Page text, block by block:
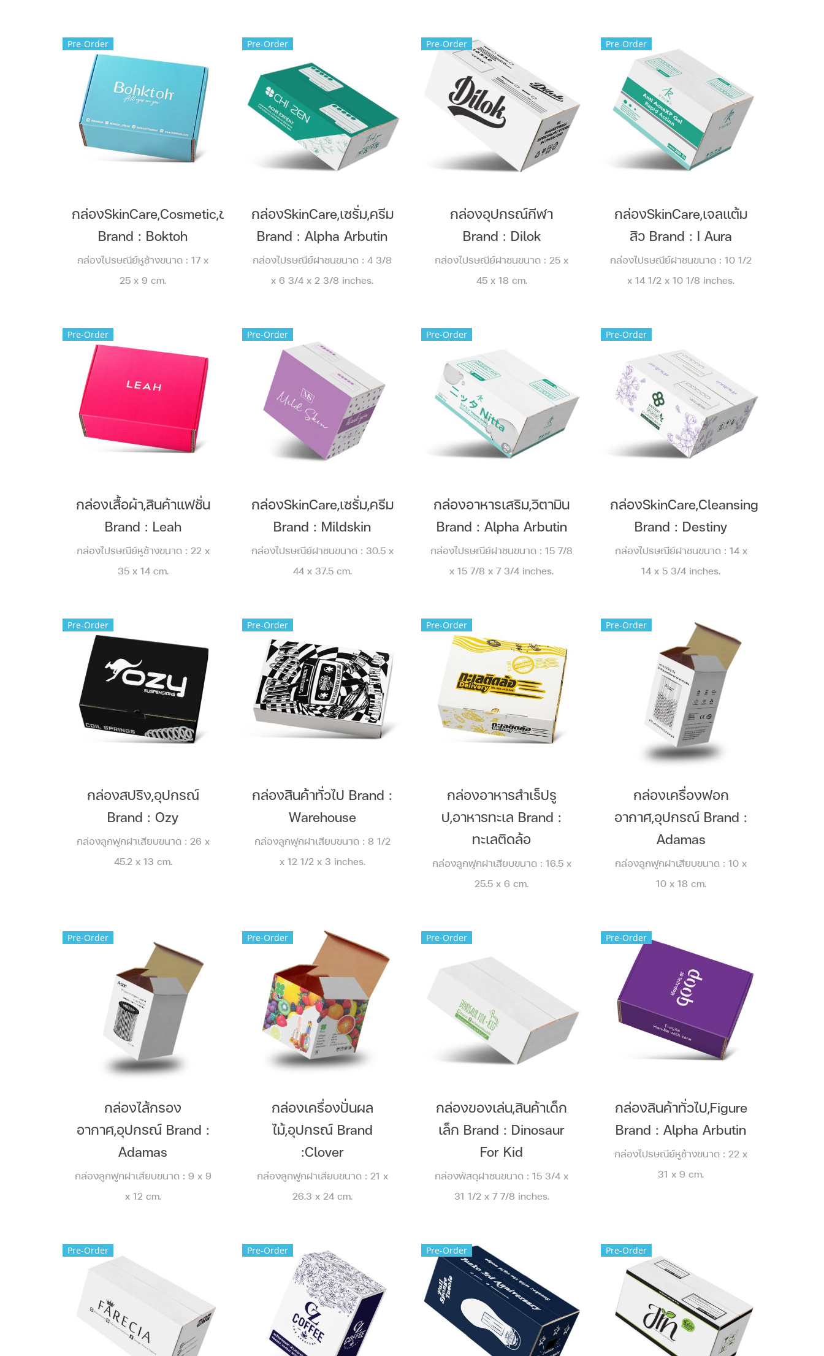
Pre-Order
กล่องSkinCare,Cosmetic,ขนตา
Brand : Boktoh
กล่องไปรษณีย์หูช้างขนาด : 17 x
25 x 9 cm.
Pre-Order
กล่องSkinCare,เซรั่ม,ครีม
Brand : Alpha Arbutin
กล่องไปรษณีย์ฝาชนขนาด : 4 3/8
x 6 3/4 x 2 3/8 inches.
Pre-Order
กล่องอุปกรณ์กีฬา
Brand : Dilok
กล่องไปรษณีย์ฝาชนขนาด : 25 x
45 x 18 cm.
Pre-Order
กล่องSkinCare,เจลแต้ม
สิว Brand : I Aura
กล่องไปรษณีย์ฝาชนขนาด : 10 1/2
x 14 1/2 x 10 1/8 inches.
Pre-Order
กล่องเสื้อผ้า,สินค้าแฟชั่น
Brand : Leah
กล่องไปรษณีย์หูช้างขนาด : 22 x
35 x 14 cm.
Pre-Order
กล่องSkinCare,เซรั่ม,ครีม
Brand : Mildskin
กล่องไปรษณีย์ฝาชนขนาด : 30.5 x
44 x 37.5 cm.
Pre-Order
กล่องอาหารเสริม,วิตามิน
Brand : Alpha Arbutin
กล่องไปรษณีย์ฝาชนขนาด : 15 7/8
x 15 7/8 x 7 3/4 inches.
Pre-Order
กล่องSkinCare,Cleansing
Brand : Destiny
กล่องไปรษณีย์ฝาชนขนาด : 14 x
14 x 5 3/4 inches.
Pre-Order
กล่องสปริง,อุปกรณ์
Brand : Ozy
กล่องลูกฟูกฝาเสียบขนาด : 26 x
45.2 x 13 cm.
Pre-Order
กล่องสินค้าทั่วไป Brand :
Warehouse
กล่องลูกฟูกฝาเสียบขนาด : 8 1/2
x 12 1/2 x 3 inches.
Pre-Order
กล่องอาหารสำเร็ปรู
ป,อาหารทะเล Brand :
ทะเลติดล้อ
กล่องลูกฟูกฝาเสียบขนาด : 16.5 x
25.5 x 6 cm.
Pre-Order
กล่องเครื่องฟอก
อากาศ,อุปกรณ์ Brand :
Adamas
กล่องลูกฟูกฝาเสียบขนาด : 10 x
10 x 18 cm.
Pre-Order
กล่องไส้กรอง
อากาศ,อุปกรณ์ Brand :
Adamas
กล่องลูกฟูกฝาเสียบขนาด : 9 x 9
x 12 cm.
Pre-Order
กล่องเครื่องปั่นผล
ไม้,อุปกรณ์ Brand
:Clover
กล่องลูกฟูกฝาเสียบขนาด : 21 x
26.3 x 24 cm.
Pre-Order
กล่องของเล่น,สินค้าเด็ก
เล็ก Brand : Dinosaur
For Kid
กล่องพัสดุฝาชนขนาด : 15 3/4 x
31 1/2 x 7 7/8 inches.
Pre-Order
กล่องสินค้าทั่วไป,Figure
Brand : Alpha Arbutin
กล่องไปรษณีย์หูช้างขนาด : 22 x
31 x 9 cm.
Pre-Order Pre-Order Pre-Order Pre-Order